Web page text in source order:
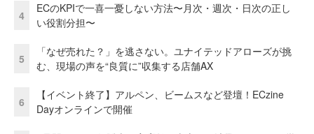
4
ECのKPIで一喜一憂しない方法〜月次・週次・日次の正し
い役割分担〜
5
「なぜ売れた？」を逃さない。ユナイテッドアローズが挑
む、現場の声を“良質に”収集する店舗AX
6
【イベント終了】アルペン、ビームスなど登壇！ECzine
Dayオンラインで開催